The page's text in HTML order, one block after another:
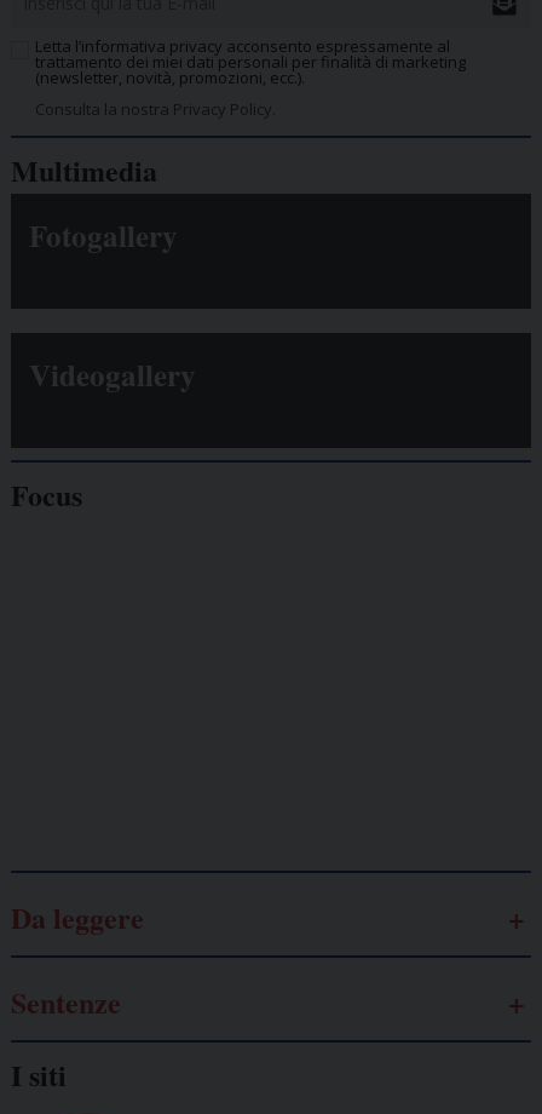
Letta l’informativa privacy acconsento espressamente al
trattamento dei miei dati personali per finalità di marketing
(newsletter, novità, promozioni, ecc.).
Consulta la nostra Privacy Policy.
Multimedia
Fotogallery
Videogallery
Focus
Da leggere
Sentenze
I siti